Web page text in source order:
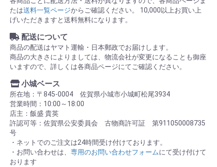
たは送料一覧ページからご確認ください。 10,000以上お買い上
げいただきますと送料無料になります。
配送について
商品の配送はヤマト運輸・日本郵政でお届けします。
商品の大きさによりましては、物流会社が変更になることも御座
いますので、詳しくは各商品ページにてご確認ください。
小城ベース
所在地：〒845-0004 佐賀県小城市小城町松尾3934
営業時間：10:00～18:00
店主：飯盛 貴英
許認可等：佐賀県公安委員会 古物商許可証 第911050008735
号
・ネットでのご注文は24時間受け付けております。
・お問い合わせは、 専用のお問い合わせフォームにて受け付けて
おります